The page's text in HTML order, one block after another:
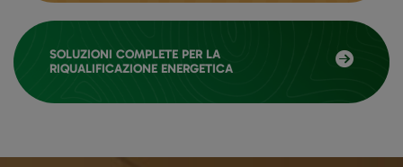
SOLUZIONI COMPLETE PER LA
RIQUALIFICAZIONE ENERGETICA